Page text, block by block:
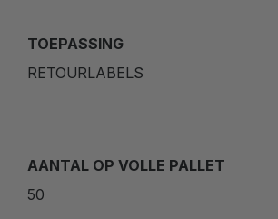
TOEPASSING
RETOURLABELS
AANTAL OP VOLLE PALLET
50